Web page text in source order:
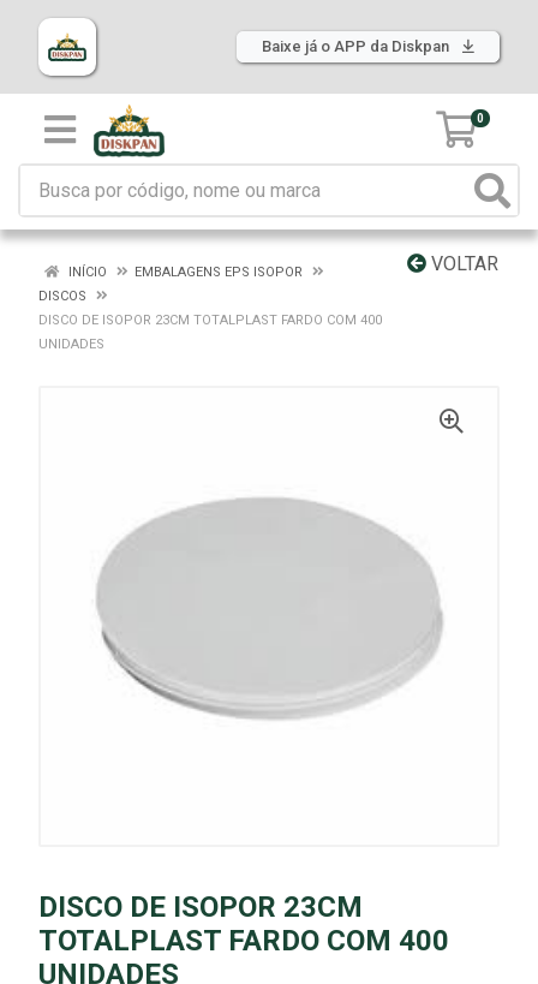
Baixe já o APP da Diskpan
0
VOLTAR
INÍCIO
EMBALAGENS EPS ISOPOR
DISCOS
DISCO DE ISOPOR 23CM TOTALPLAST FARDO COM 400
UNIDADES
DISCO DE ISOPOR 23CM
TOTALPLAST FARDO COM 400
UNIDADES